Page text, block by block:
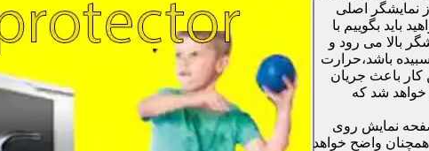
نمایشگر اصلی
باید بگوییم با
بالا می رود و
باشد،حرارت
کار باعث جریان
خواهد شد که
صفحه نمایش روی
همچنان واضح خواهد